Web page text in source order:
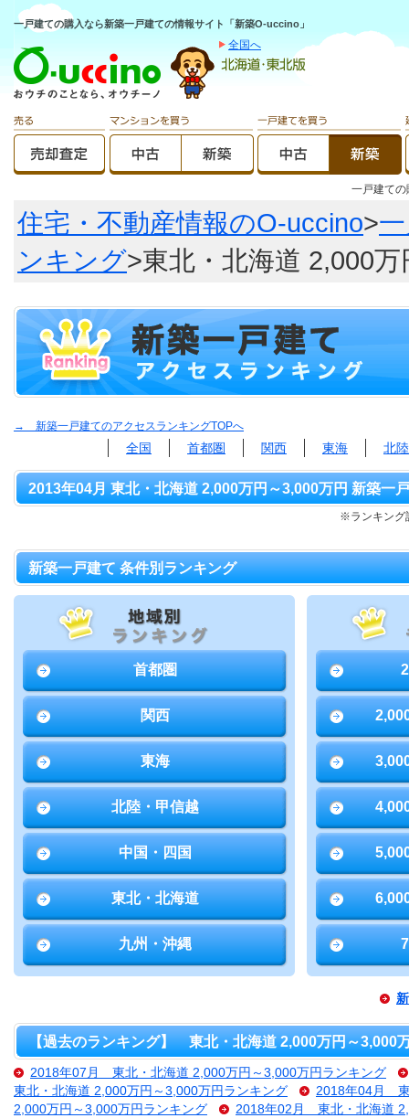
一戸建ての購入なら新築一戸建ての情報サイト「新築O-uccino」
全国へ
一戸建て
住宅・不動産情報のO-uccino>
ンキング>東北・北海道 2,000
→ 新築一戸建てのアクセスランキングTOPへ
全国 首都圏 関西 東海 北
2013年04月 東北・北海道 2,000万円～3,000万円 新築一
※ランキング
新築一戸建て 条件別ランキング
首都圏
関西
東海
北陸・甲信越
中国・四国
東北・北海道
九州・沖縄
【過去のランキング】 東北・北海道 2,000万円～3,000
2018年07月 東北・北海道 2,000万円～3,000万円ランキング
東北・北海道 2,000万円～3,000万円ランキング
2018年04月 東
2,000万円～3,000万円ランキング
2018年02月 東北・北海道